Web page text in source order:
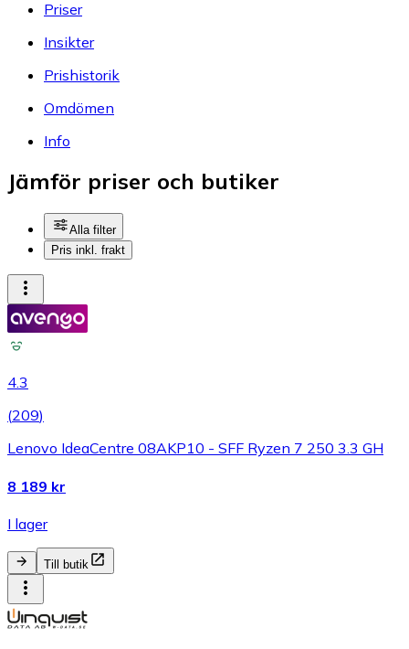
Priser
Insikter
Prishistorik
Omdömen
Info
Jämför priser och butiker
Alla filter
Pris inkl. frakt
4.3
(209)
Lenovo IdeaCentre 08AKP10 - SFF Ryzen 7 250 3.3 GH
8 189 kr
I lager
Till butik